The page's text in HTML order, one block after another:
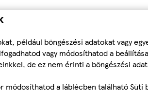
például böngészési adatokat vagy
vagy módosíthatod a
de ez nem érinti a böngészési
módosíthatod a láblécben található